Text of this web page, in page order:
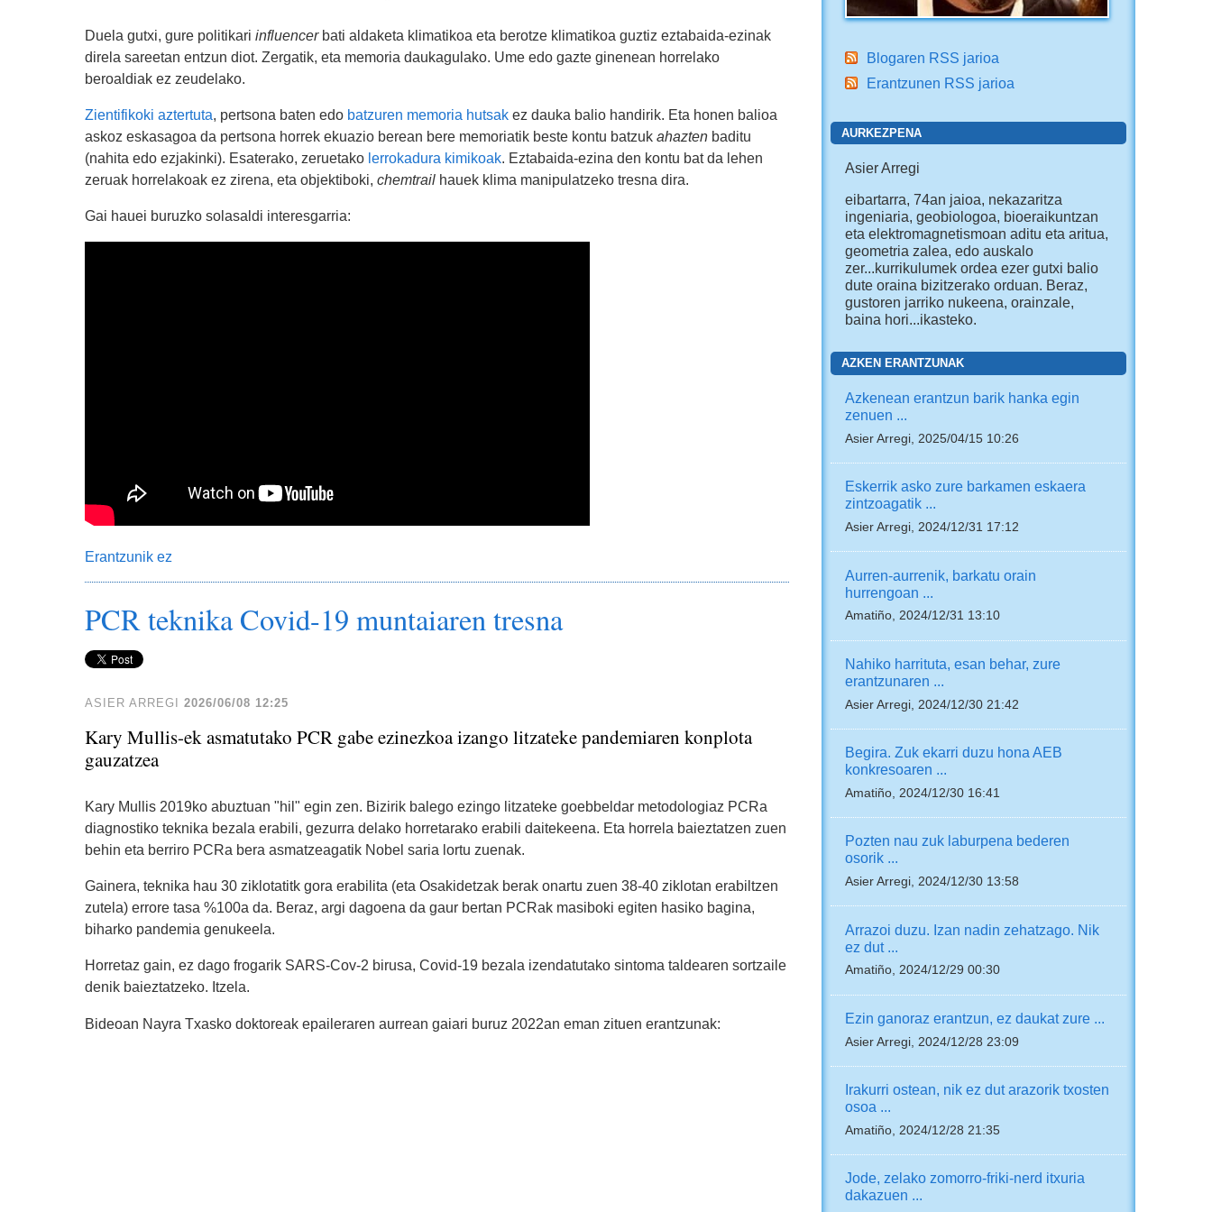
Duela gutxi, gure politikari influencer bati aldaketa klimatikoa eta berotze klimatikoa guztiz eztabaida-ezinak
direla sareetan entzun diot. Zergatik, eta memoria daukagulako. Ume edo gazte ginenean horrelako
beroaldiak ez zeudelako.
Zientifikoki aztertuta, pertsona baten edo batzuren memoria hutsakez dauka balio handirik. Eta honen balioa
askoz eskasagoa da pertsona horrek ekuazio berean bere memoriatik beste kontu batzuk ahaztenbaditu
(nahita edo ezjakinki). Esaterako, zeruetakolerrokadura kimikoak. Eztabaida-ezina den kontu bat da lehen
zeruak horrelakoak ez zirena, eta objektiboki, chemtrailhauek klima manipulatzeko tresna dira.
Gai hauei buruzko solasaldi interesgarria:
Erantzunik ez
PCR teknika Covid-19 muntaiaren tresna
ASIER ARREGI 2026/06/08 12:25
Kary Mullis-ek asmatutako PCR gabe ezinezkoa izango litzateke pandemiaren konplota
gauzatzea
Kary Mullis 2019ko abuztuan "hil" egin zen. Bizirik balego ezingo litzateke goebbeldar metodologiaz PCRa
diagnostiko teknika bezala erabili, gezurra delako horretarako erabili daitekeena. Eta horrela baieztatzen zuen
behin eta berriro PCRa bera asmatzeagatik Nobel saria lortu zuenak.
Gainera, teknika hau 30 ziklotatitk gora erabilita (eta Osakidetzak berak onartu zuen 38-40 ziklotan erabiltzen
zutela) errore tasa %100a da. Beraz, argi dagoena da gaur bertan PCRak masiboki egiten hasiko bagina,
biharko pandemia genukeela.
Horretaz gain, ez dago frogarik SARS-Cov-2 birusa, Covid-19 bezala izendatutako sintoma taldearen sortzaile
denik baieztatzeko. Itzela.
Bideoan Nayra Txasko doktoreak epaileraren aurrean gaiari buruz 2022an eman zituen erantzunak:
Blogaren RSS jarioa
Erantzunen RSS jarioa
AURKEZPENA
Asier Arregi
eibartarra, 74an jaioa, nekazaritza
ingeniaria, geobiologoa, bioeraikuntzan
eta elektromagnetismoan aditu eta aritua,
geometria zalea, edo auskalo
zer...kurrikulumek ordea ezer gutxi balio
dute oraina bizitzerako orduan. Beraz,
gustoren jarriko nukeena, orainzale,
baina hori...ikasteko.
AZKEN ERANTZUNAK
Azkenean erantzun barik hanka egin
zenuen ...
Asier Arregi, 2025/04/15 10:26
Eskerrik asko zure barkamen eskaera
zintzoagatik ...
Asier Arregi, 2024/12/31 17:12
Aurren-aurrenik, barkatu orain
hurrengoan ...
Amatiño, 2024/12/31 13:10
Nahiko harrituta, esan behar, zure
erantzunaren ...
Asier Arregi, 2024/12/30 21:42
Begira. Zuk ekarri duzu hona AEB
konkresoaren ...
Amatiño, 2024/12/30 16:41
Pozten nau zuk laburpena bederen
osorik ...
Asier Arregi, 2024/12/30 13:58
Arrazoi duzu. Izan nadin zehatzago. Nik
ez dut ...
Amatiño, 2024/12/29 00:30
Ezin ganoraz erantzun, ez daukat zure ...
Asier Arregi, 2024/12/28 23:09
Irakurri ostean, nik ez dut arazorik txosten
osoa ...
Amatiño, 2024/12/28 21:35
Jode, zelako zomorro-friki-nerd itxuria
dakazuen ...